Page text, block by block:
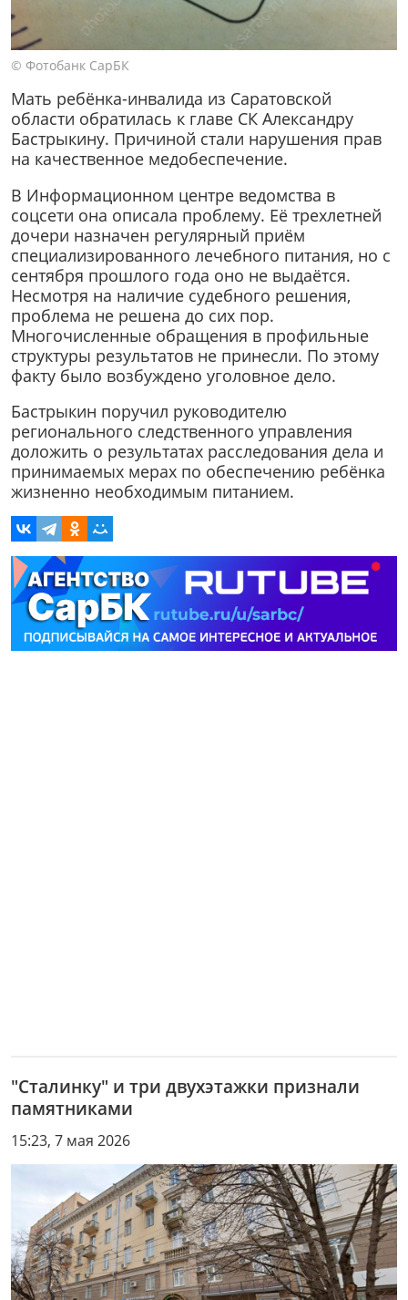
© Фотобанк СарБК
Мать ребёнка-инвалида из Саратовской
области обратилась к главе СК Александру
Бастрыкину. Причиной стали нарушения прав
на качественное медобеспечение.
В Информационном центре ведомства в
соцсети она описала проблему. Её трехлетней
дочери назначен регулярный приём
специализированного лечебного питания, но с
сентября прошлого года оно не выдаётся.
Несмотря на наличие судебного решения,
проблема не решена до сих пор.
Многочисленные обращения в профильные
структуры результатов не принесли. По этому
факту было возбуждено уголовное дело.
Бастрыкин поручил руководителю
регионального следственного управления
доложить о результатах расследования дела и
принимаемых мерах по обеспечению ребёнка
жизненно необходимым питанием.
"Сталинку" и три двухэтажки признали
памятниками
15:23, 7 мая 2026